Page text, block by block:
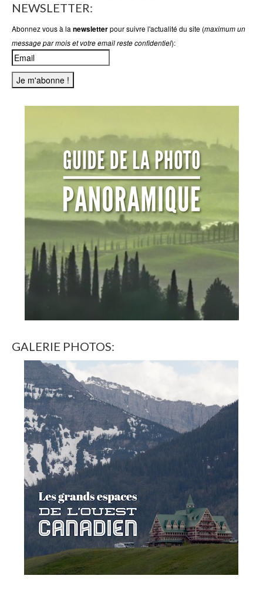
NEWSLETTER:
Abonnez vous à lanewsletterpour suivre l'actualité du site (maximum un
message par mois et votre email reste confidentiel):
GALERIE PHOTOS: